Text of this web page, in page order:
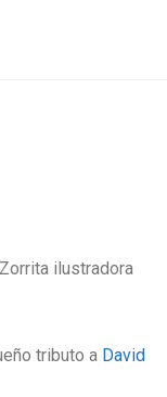
ilustradora
tributo a David